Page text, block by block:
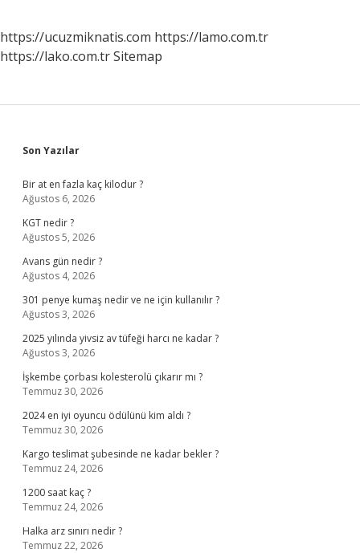
https://ucuzmiknatis.com https://lamo.com.tr
https://lako.com.trSitemap
Sidebar
Son Yazılar
Bir at en fazla kaç kilodur ?
Ağustos 6, 2026
KGT nedir ?
Ağustos 5, 2026
Avans gün nedir ?
Ağustos 4, 2026
301 penye kumaş nedir ve ne için kullanılır ?
Ağustos 3, 2026
2025 yılında yivsiz av tüfeği harcı ne kadar ?
Ağustos 3, 2026
İşkembe çorbası kolesterolü çıkarır mı ?
Temmuz 30, 2026
2024 en iyi oyuncu ödülünü kim aldı ?
Temmuz 30, 2026
Kargo teslimat şubesinde ne kadar bekler ?
Temmuz 24, 2026
1200 saat kaç ?
Temmuz 24, 2026
Halka arz sınırı nedir ?
Temmuz 22, 2026